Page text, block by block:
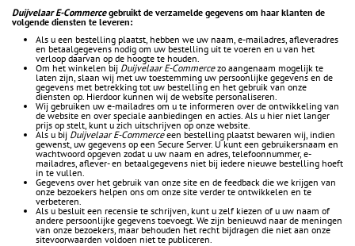
Duijvelaar E-Commercegebruikt de verzamelde gegevens om haar klanten de
volgende diensten te leveren:
Als u een bestelling plaatst, hebben we uw naam, e-mailadres, afleveradres
en betaalgegevens nodig om uw bestelling uit te voeren en u van het
verloop daarvan op de hoogte te houden.
Om het winkelen bij Duijvelaar E-Commercezo aangenaam mogelijk te
laten zijn, slaan wij met uw toestemming uw persoonlijke gegevens en de
gegevens met betrekking tot uw bestelling en het gebruik van onze
diensten op. Hierdoor kunnen wij de website personaliseren.
Wij gebruiken uw e-mailadres om u te informeren over de ontwikkeling van
de website en over speciale aanbiedingen en acties. Als u hier niet langer
prijs op stelt, kunt u zich uitschrijven op onze website.
Als u bij Duijvelaar E-Commerceeen bestelling plaatst bewaren wij, indien
gewenst, uw gegevens op een Secure Server. U kunt een gebruikersnaam en
wachtwoord opgeven zodat u uw naam en adres, telefoonnummer, e-
mailadres, aflever- en betaalgegevens niet bij iedere nieuwe bestelling hoeft
in te vullen.
Gegevens over het gebruik van onze site en de feedback die we krijgen van
onze bezoekers helpen ons om onze site verder te ontwikkelen en te
verbeteren.
Als u besluit een recensie te schrijven, kunt u zelf kiezen of u uw naam of
andere persoonlijke gegevens toevoegt. We zijn benieuwd naar de meningen
van onze bezoekers, maar behouden het recht bijdragen die niet aan onze
sitevoorwaarden voldoen niet te publiceren.